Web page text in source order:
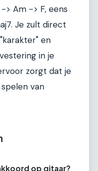
> Am -> F, eens
Je zult direct
en
in je
zorgt dat je
van
op gitaar?